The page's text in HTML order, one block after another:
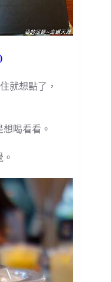
就想點了，
喝看看。